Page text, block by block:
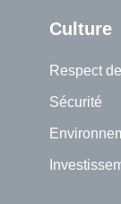
Culture
Respect
Sécurité